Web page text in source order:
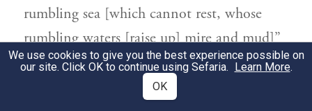
rumbling sea [which cannot rest, whose
rumbling waters [raise up] mire and mud]”
(Isaiah 57:20). Just as the sea [vomits] all of
its refuse upon its mouth [i.e., upon the sea
We use cookies to give you the best experience possible on
our site. Click OK to continue using Sefaria. Learn More.
OK